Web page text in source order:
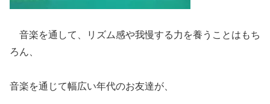
音楽を通して、リズム感や我慢する力を養うことはもち
ろん、
音楽を通じて幅広い年代のお友達が、